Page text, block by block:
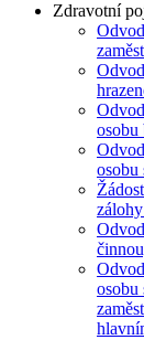
Zdravotní
osobu
osobu
osobu